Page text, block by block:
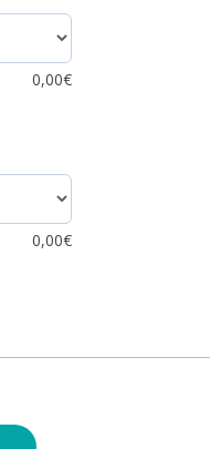
0,00€
0,00€